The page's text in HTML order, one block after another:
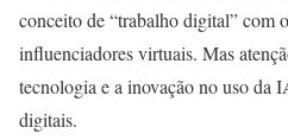
conceito de “trabalho digital” com
influenciadores virtuais. Mas
tecnologia e a inovação no uso da
digitais.